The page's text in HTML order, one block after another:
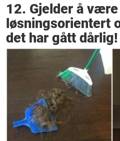
12. Gjelder å være
løsningsorientert
det har gått dårlig!